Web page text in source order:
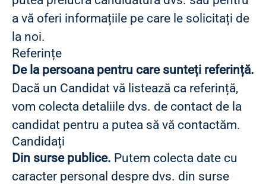
a vă oferi informațiile pe care le solicitați de
la noi.
Referințe
De la persoana pentru care sunteți referință.
Dacă un Candidat vă listează ca referință,
vom colecta detaliile dvs. de contact de la
candidat pentru a putea să vă contactăm.
Candidați
Din surse publice. Putem colecta date cu
caracter personal despre dvs. din surse